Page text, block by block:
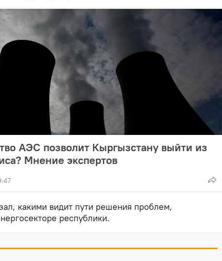
АЭС позволит Кыргызстану выйти из
Мнение экспертов
какими видит пути решения проблем,
республики.